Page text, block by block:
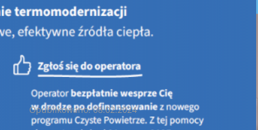
Ważny komunikat!
Ważny komunikat!
Opublikowano: 08.02.2024
Szanowni Państwo,